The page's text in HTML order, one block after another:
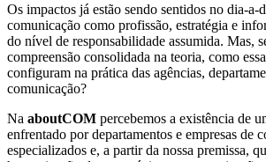
Os impactos já estão sendo sentidos no dia-
comunicação como profissão, estratégia e
do nível de responsabilidade assumida. Mas,
compreensão consolidada na teoria, como
configuram na prática das agências,
comunicação?
Na aboutCOM percebemos a existência de
enfrentado por departamentos e empresas de
especializados e, a partir da nossa premissa,